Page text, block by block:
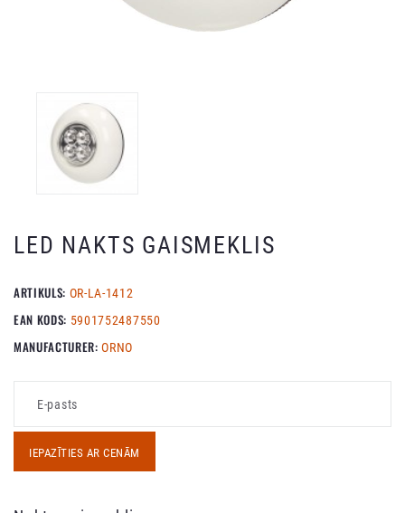
LED NAKTS GAISMEKLIS
ARTIKULS: OR-LA-1412
EAN KODS: 5901752487550
MANUFACTURER: ORNO
IEPAZĪTIES AR CENĀM